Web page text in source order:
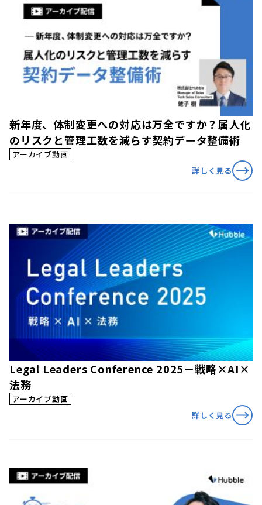
新年度、体制変更への対応は万全ですか？属人化
のリスクと管理工数を減らす契約データ整備術
アーカイブ動画
詳しく見る
Legal Leaders Conference 2025－戦略×AI×
法務
アーカイブ動画
詳しく見る